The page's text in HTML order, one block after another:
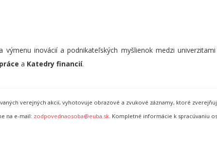
inovácií a podnikateľských myšlienok medzi
a Katedry financií.
verejných akcií, vyhotovuje obrazové a zvukové záznamy, ktoré
na e-mail: zodpovednaosoba@euba.sk. Kompletné informácie k spracúvaniu